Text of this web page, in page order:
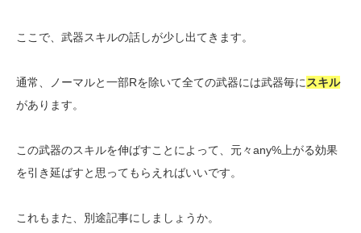
ここで、武器スキルの話しが少し出てきます。
通常、ノーマルと一部Rを除いて全ての武器には武器毎にスキル
があります。
この武器のスキルを伸ばすことによって、元々any%上がる効果
を引き延ばすと思ってもらえればいいです。
これもまた、別途記事にしましょうか。